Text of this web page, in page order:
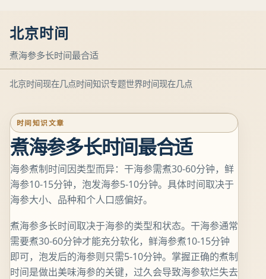
北京时间
煮海参多长时间最合适
北京时间现在几点时间知识专题世界时间现在几点
时间知识文章
煮海参多长时间最合适
海参煮制时间因类型而异：干海参需煮30-60分钟，鲜
海参10-15分钟，泡发海参5-10分钟。具体时间取决于
海参大小、品种和个人口感偏好。
煮海参多长时间取决于海参的类型和状态。干海参通常
需要煮30-60分钟才能充分软化，鲜海参煮10-15分钟
即可，泡发后的海参则只需5-10分钟。掌握正确的煮制
时间是做出美味海参的关键，过久会导致海参软烂失去